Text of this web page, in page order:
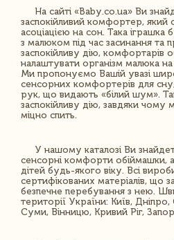
На сайті «Baby.co.ua» Ви
заспокійливий комфортер, який
асоціацією на сон. Така
з малюком під час засинання та
заспокійливу дію, комфортарів
налаштувати організм малюка
Ми пропонуємо Вашій увазі
сенсорних комфортерів для
рук, що видають «білий шум».
заспокійливу дію, завдяки
міцно спить.
У нашому каталозі Ви
сенсорні комфорти обіймашки,
дітей будь-якого віку. Всі
сертифікованих матеріалів, що
безпечне перебування з нею.
території України: Київ,
Суми, Вінницю, Кривий Ріг,